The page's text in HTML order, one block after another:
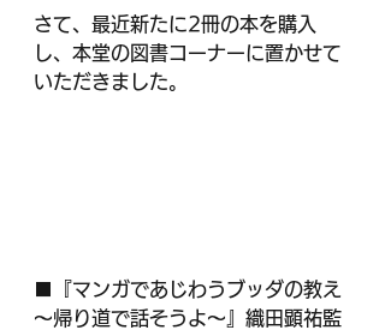
さて、最近新たに2冊の本を購入
し、本堂の図書コーナーに置かせて
いただきました。
■『マンガであじわうブッダの教え
～帰り道で話そうよ～』織田顕祐監